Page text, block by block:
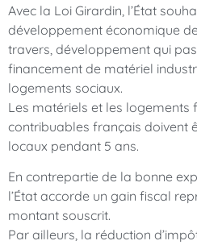
Avec la Loi Girardin, l’État
développement économique
travers, développement qui
financement de matériel
logements sociaux.
Les matériels et les logements
contribuables français doivent
locaux pendant 5 ans.
En contrepartie de la bonne
l’État accorde un gain fiscal
montant souscrit.
Par ailleurs, la réduction